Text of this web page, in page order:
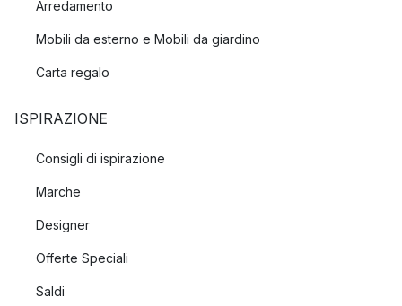
Arredamento
Mobili da esterno e Mobili da giardino
Carta regalo
ISPIRAZIONE
Consigli di ispirazione
Marche
Designer
Offerte Speciali
Saldi